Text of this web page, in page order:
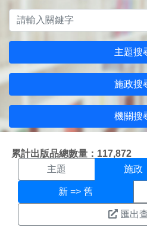
主題搜
施政搜
機關搜
累計出版品總數量：117,872
施政搜尋結
主題 施政
新 => 舊
匯出